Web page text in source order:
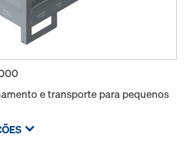
e transporte para pequenos